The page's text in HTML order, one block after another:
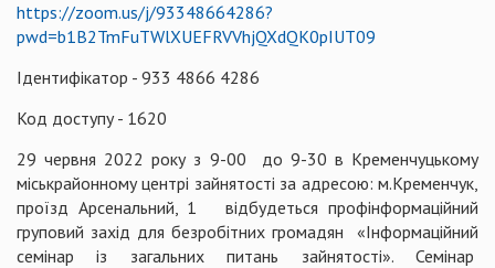
https://zoom.us/j/93348664286?
pwd=b1B2TmFuTWlXUEFRVVhjQXdQK0pIUT09
Ідентифікатор - 933 4866 4286
Код доступу - 1620
29 червня 2022 року з 9-00 до 9-30 в Кременчуцькому
міськрайонному центрі зайнятості за адресою: м.Кременчук,
проїзд Арсенальний, 1 відбудеться профінформаційний
груповий захід для безробітних громадян «Інформаційний
семінар із загальних питань зайнятості». Семінар